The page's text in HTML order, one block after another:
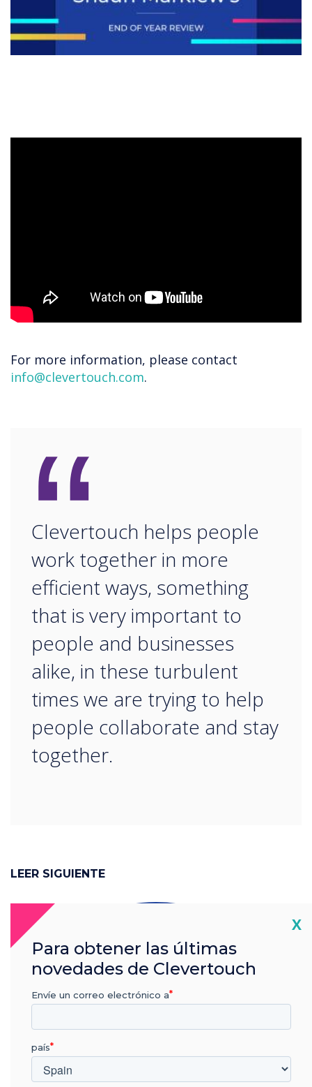
For more information, please contact
info@clevertouch.com.
LEER SIGUIENTE
“
Clevertouch helps people
work together in more
efficient ways, something
that is very important to
people and businesses
alike, in these turbulent
times we are trying to help
people collaborate and stay
together.
X
Para obtener las últimas
novedades de Clevertouch
Envíe un correo electrónico a
país